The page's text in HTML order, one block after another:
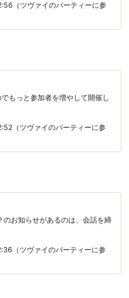
（ツヴァイのパーティーに参
もっと参加者を増やして開催し
（ツヴァイのパーティーに参
のお知らせがあるのは、会話を締
（ツヴァイのパーティーに参